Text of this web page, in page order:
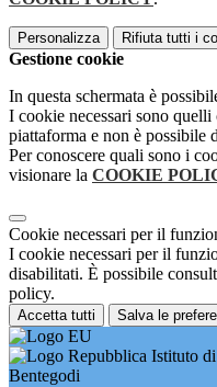
Personalizza Rifiuta tutti i
Gestione cookie
In questa schermata è
I cookie necessari sono
piattaforma e non è possibile
Per conoscere quali sono i
visionare la COOKIE
Cookie necessari per il
I cookie necessari per il
disabilitati. È possibile
policy.
Accetta tutti Salva le
Istituto
Bentegodi